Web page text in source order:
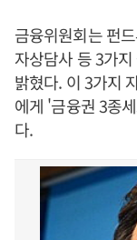
금융위원회는 펀
자상담사 등 3가
밝혔다. 이 3가지
에게 '금융권 3종
다.